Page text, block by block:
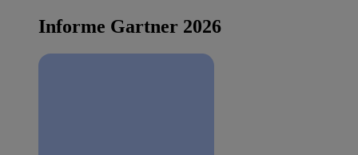
Informe Gartner 2026